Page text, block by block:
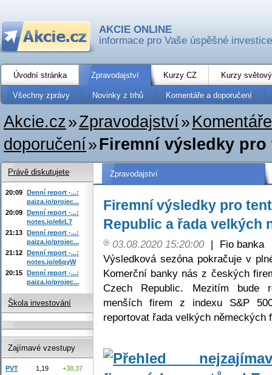
AKCIE ONLINE
informace pro Vaše úspěšné investice
Úvodní stránka Zpravodajství Kurzy CZ Kurzy
Všechny zprávy Novinky z trhů Komentáře a doporučení
Akcie.cz»Zpravodajství»
doporučení»Firemní výsledky pro
Zpravodajství
Firemní výsledky pro
Republic a řada velkých
03.08.2020 15:20:00 |
Fio banka
Výsledková sezóna pokračuje v
Komerční banky nás z českých
Czech Republic. Mezitím bude
menších firem z indexu S&P
reportovat řada velkých německých
Právě diskutujete
20:09 Denní report -...:
paiza.io/projec...
20:09 Denní report -...:
notes.io/e6rL7
21:13 Denní report -...:
paiza.io/projec...
21:12 Denní report -...:
notes.io/e6qyW
20:15 Denní report -...:
paiza.io/projec...
Škola investování
Zajímavé vzestupy
PVT 1,19
+38,37